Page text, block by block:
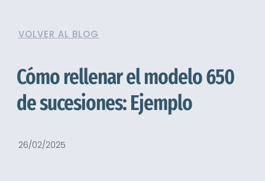
VOLVER AL BLOG
Cómo rellenar el modelo 650
de sucesiones​​: Ejemplo
26/02/2025